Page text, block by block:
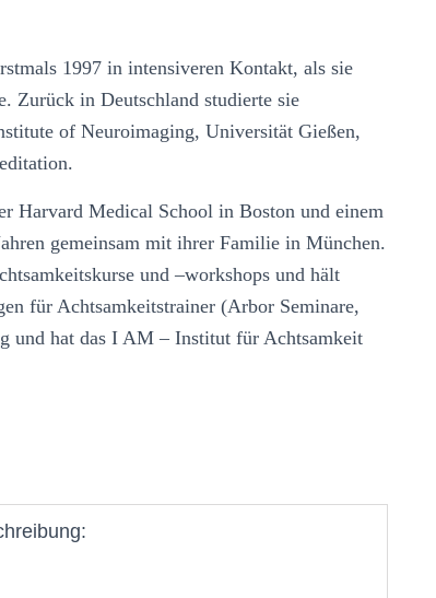
1997 in intensiveren Kontakt, als sie
Zurück in Deutschland studierte sie
of Neuroimaging, Universität Gießen,
Harvard Medical School in Boston und einem
gemeinsam mit ihrer Familie in München.
und –workshops und hält
für Achtsamkeitstrainer (Arbor Seminare,
und hat das I AM – Institut für Achtsamkeit